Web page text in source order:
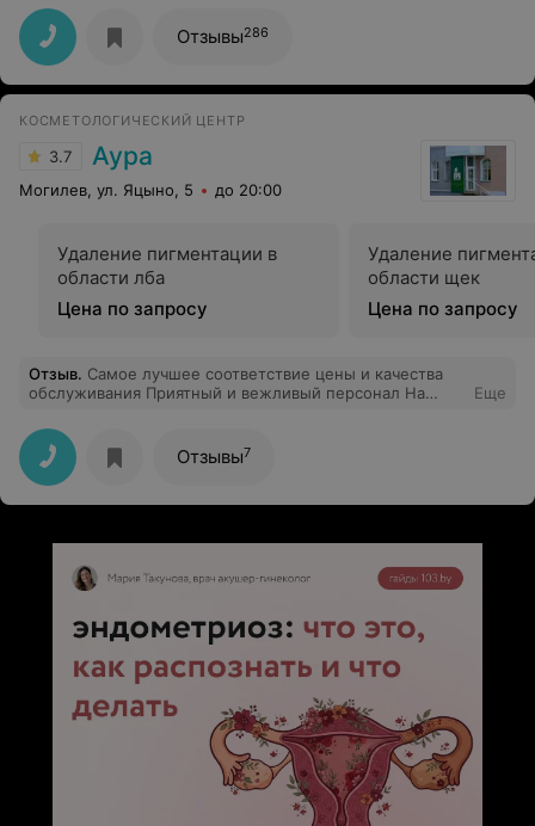
поставлен правильный диагноз и даны рекомендации.
Большое спасибо за человеческое отношение и
проявленное внимание.
Отзывы286
КОСМЕТОЛОГИЧЕСКИЙ ЦЕНТР
3.7 Аура
Могилев, ул. Яцыно, 5 до 20:00
Удаление пигментации в
области лба
Цена по запросу
Удаление
области щек
Цена по запросу
Отзыв. Самое лучшее соответствие цены и качества
обслуживания Приятный и вежливый персонал На
данного центра и всегда остаюсь довольна Препараты
лучших косметологических производителей и
соответствующий результат Отдельное спасибо
Морозовой Марине (уход за кожей лица) и Марине
Москалевой( аппаратный массаж и обертывания)
Спасибо всему коллективу!!!!
Еще
Отзывы7